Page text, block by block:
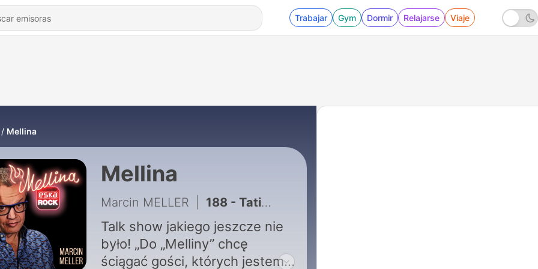
Trabajar Gym Dormir Relajarse Viaje
Mellina
Mellina
Marcin MELLER 188 - Tatiana Okupnik: trzy lata szukałam pomocy. MELLINA – Meller
Talk show jakiego jeszcze nie
było! „Do „Melliny” chcę
ściągać gości, których jestem